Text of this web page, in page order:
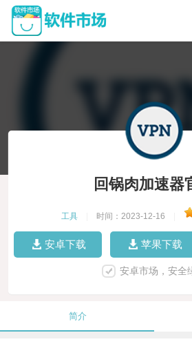
回锅肉加速器
工具 时间：2023-12-16
安卓下载 苹果下载
安卓市场，安全
简介